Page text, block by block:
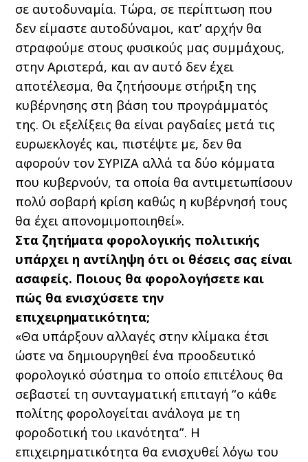
σε αυτοδυναμία. Τώρα, σε περίπτωση που
δεν είμαστε αυτοδύναμοι, κατ’ αρχήν θα
στραφούμε στους φυσικούς μας συμμάχους,
στην Αριστερά, και αν αυτό δεν έχει
αποτέλεσμα, θα ζητήσουμε στήριξη της
κυβέρνησης στη βάση του προγράμματός
της. Οι εξελίξεις θα είναι ραγδαίες μετά τις
ευρωεκλογές και, πιστέψτε με, δεν θα
αφορούν τον ΣΥΡΙΖΑ αλλά τα δύο κόμματα
που κυβερνούν, τα οποία θα αντιμετωπίσουν
πολύ σοβαρή κρίση καθώς η κυβέρνησή τους
θα έχει απονομιμοποιηθεί».
Στα ζητήματα φορολογικής πολιτικής
υπάρχει η αντίληψη ότι οι θέσεις σας είναι
ασαφείς. Ποιους θα φορολογήσετε και
πώς θα ενισχύσετε την
επιχειρηματικότητα;
«Θα υπάρξουν αλλαγές στην κλίμακα έτσι
ώστε να δημιουργηθεί ένα προοδευτικό
φορολογικό σύστημα το οποίο επιτέλους θα
σεβαστεί τη συνταγματική επιταγή “ο κάθε
πολίτης φορολογείται ανάλογα με τη
φοροδοτική του ικανότητα”. Η
επιχειρηματικότητα θα ενισχυθεί λόγω του